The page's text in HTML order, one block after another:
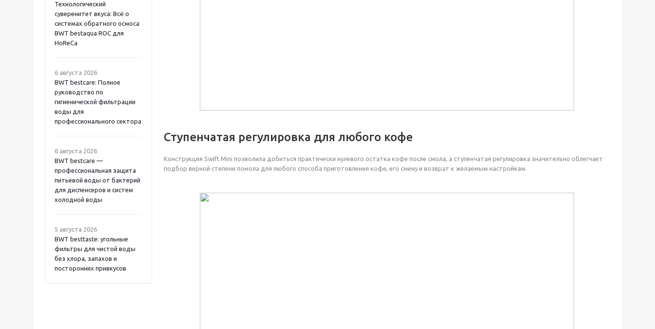
Технологический
суверенитет вкуса: Всё о
системах обратного осмоса
BWT bestaqua ROC для
HoReCa
6 августа 2026
BWT bestcare: Полное
руководство по
гигиенической фильтрации
воды для
профессионального сектора
6 августа 2026
BWT bestcare —
профессиональная защита
питьевой воды от бактерий
для диспенсеров и систем
холодной воды
5 августа 2026
BWT besttaste: угольные
фильтры для чистой воды
без хлора, запахов и
посторонних привкусов
Ступенчатая регулировка для любого кофе
Конструкция Swift Mini позволила добиться практически нулевого остатка кофе после смола, а ступенчатая регулировка значительно облегчает
подбор верной степени помола для любого способа приготовления кофе, его смену и возврат к желаемым настройкам.